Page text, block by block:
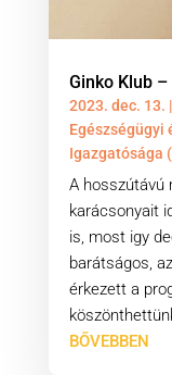
Ginko Klub –
2023. dec. 13. |
Egészségügyi
Igazgatósága
A hosszútávú
karácsonyait
is, most igy
barátságos,
érkezett a
BŐVEBBEN